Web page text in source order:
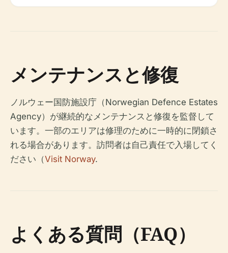
メンテナンスと修復
ノルウェー国防施設庁（Norwegian Defence Estates
Agency）が継続的なメンテナンスと修復を監督して
います。一部のエリアは修理のために一時的に閉鎖さ
れる場合があります。訪問者は自己責任で入場してく
ださい（Visit Norway.
よくある質問（FAQ）